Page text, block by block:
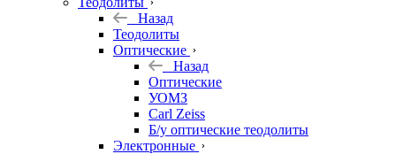
Назад
Теодолиты
Оптические
Назад
Оптические
УОМЗ
Carl Zeiss
Б/у оптические теодолиты
Электронные